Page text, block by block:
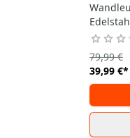
39,99 €*
79,99 €